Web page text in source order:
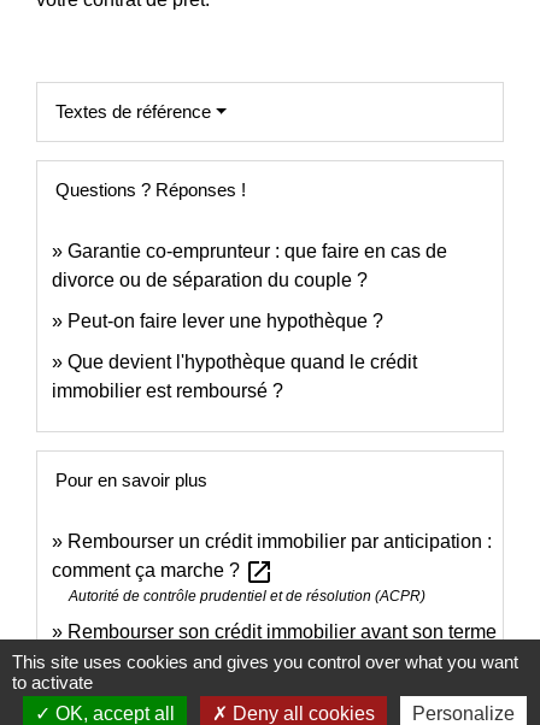
Textes de référence
Questions ? Réponses !
Garantie co-emprunteur : que faire en cas de
divorce ou de séparation du couple ?
Peut-on faire lever une hypothèque ?
Que devient l'hypothèque quand le crédit
immobilier est remboursé ?
Pour en savoir plus
Rembourser un crédit immobilier par anticipation :
comment ça marche ? open_in_new
Autorité de contrôle prudentiel et de résolution (ACPR)
Rembourser son crédit immobilier avant son terme
: comment ça marche ?open_in_new
Ministère chargé de l'économie
This site uses cookies and gives you control over what you want
to activate
OK, accept all
Deny all cookies Personalize